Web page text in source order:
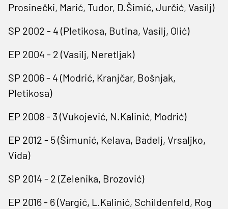
Prosinečki, Marić, Tudor, D.Šimić, Jurčić, Vasilj)
SP 2002 - 4 (Pletikosa, Butina, Vasilj, Olić)
EP 2004 - 2 (Vasilj, Neretljak)
SP 2006 - 4 (Modrić, Kranjčar, Bošnjak,
Pletikosa)
EP 2008 - 3 (Vukojević, N.Kalinić, Modrić)
EP 2012 - 5 (Šimunić, Kelava, Badelj, Vrsaljko,
Vida)
SP 2014 - 2 (Zelenika, Brozović)
EP 2016 - 6 (Vargić, L.Kalinić, Schildenfeld, Rog